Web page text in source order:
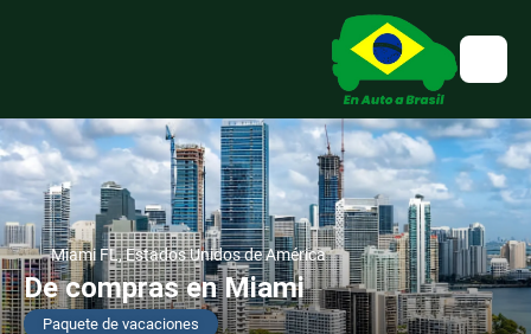
Miami FL, Estados Unidos de América
De compras en Miami
Paquete de vacaciones